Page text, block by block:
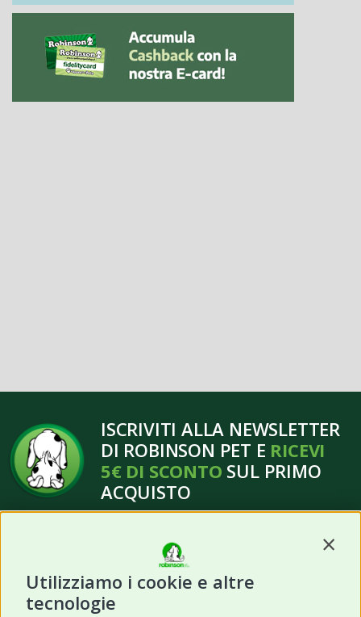
Utilizziamo i cookie e altre
tecnologie
ISCRIVITI ALLA NEWSLETTER
DI ROBINSON PET E RICEVI
5€ DI SCONTO SUL PRIMO
ACQUISTO